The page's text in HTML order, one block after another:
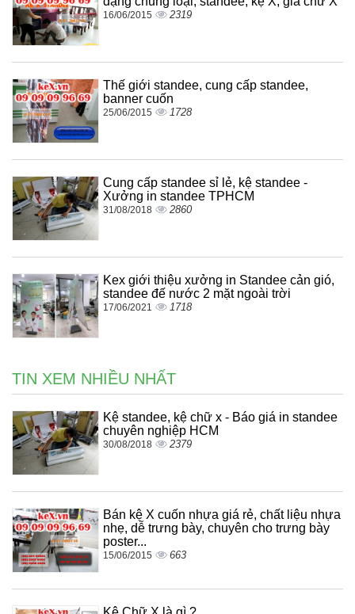
16/06/2015 2319
Thế giới standee, cung cấp standee,
banner cuốn
25/06/2015 1728
Cung cấp standee sỉ lẻ, kệ standee -
Xưởng in standee TPHCM
31/08/2018 2860
Kex giới thiệu xưởng in Standee cản gió,
standee đế nước 2 mặt ngoài trời
17/06/2021 1718
TIN XEM NHIỀU NHẤT
Kệ standee, kệ chữ x - Báo giá in standee
chuyên nghiệp HCM
30/08/2018 2379
Bán kệ X cuốn nhựa giá rẻ, chất liệu nhựa
nhẹ, dễ trưng bày, chuyên cho trưng bày
poster...
15/06/2015 663